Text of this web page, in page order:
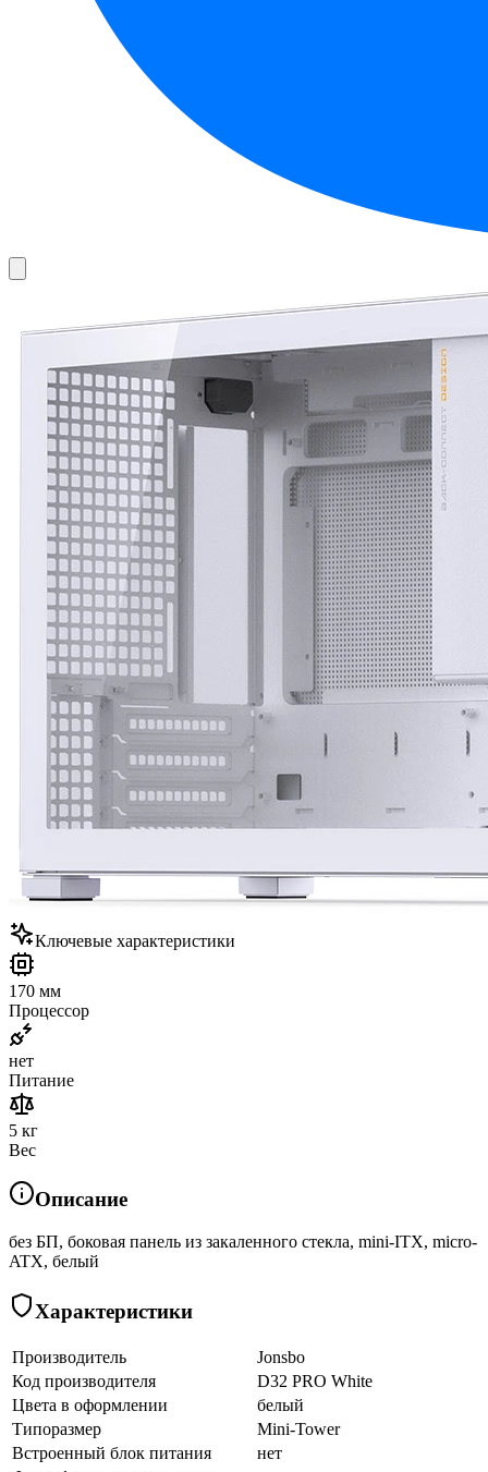
Ключевые характеристики
170 мм
Процессор
нет
Питание
5 кг
Вес
Описание
без БП, боковая панель из закаленного стекла, mini-ITX, micro-
ATX, белый
Характеристики
Производитель
Jonsbo
Код производителя
D32 PRO White
Цвета в оформлении
белый
Типоразмер
Mini-Tower
Встроенный блок питания
нет